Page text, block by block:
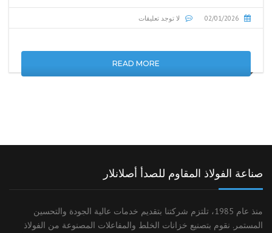
02/01/2026 لا توجد تعليقات
READ MORE
صناعة الفولاذ المقاوم للصدأ أصلانلار
منذ عام 1985، تلتزم شركتنا بتقديم خدمات عالية الجودة والتحسين
المستمر. نقوم بتصنيع خزانات الخلط والمفاعلات المصنوعة من الفولاذ